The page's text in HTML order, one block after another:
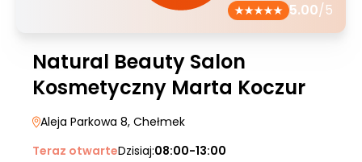
5.00/5
Natural Beauty Salon
Kosmetyczny Marta Koczur
Aleja Parkowa 8, Chełmek
Teraz otwarteDzisiaj:08:00-13:00